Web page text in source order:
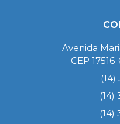
Avenida
CEP
(14)
(14)
(14)